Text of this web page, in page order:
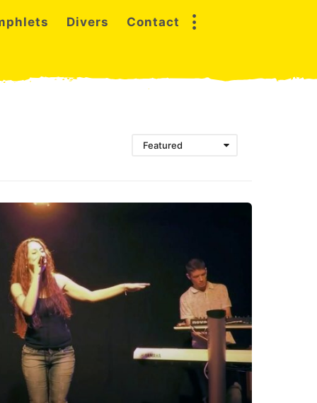
Divers Contact
Featured